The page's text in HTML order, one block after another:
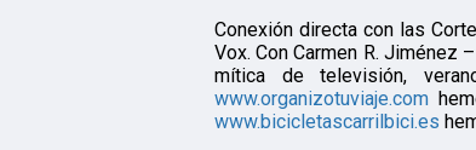
Conexión directa con las
Vox. Con Carmen R. Jiménez
mítica de televisión,
www.organizotuviaje.com
www.bicicletascarrilbici.es